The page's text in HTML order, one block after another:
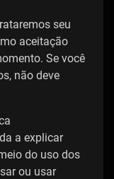
seu
aceitação
Se você
não deve
a explicar
do uso dos
ou usar